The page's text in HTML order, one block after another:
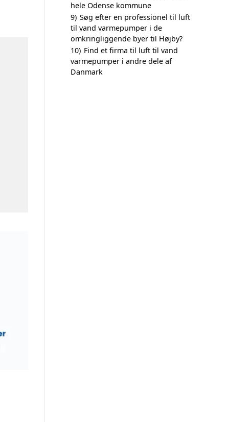
hele Odense kommune
9) Søg efter en professionel til luft
til vand varmepumper i de
omkringliggende byer til Højby?
10) Find et firma til luft til vand
varmepumper i andre dele af
Danmark